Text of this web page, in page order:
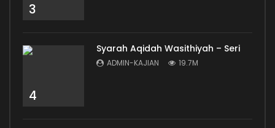
3
4
Syarah Aqidah Wasithiyah – Seri
ADMIN-KAJIAN 19.7M